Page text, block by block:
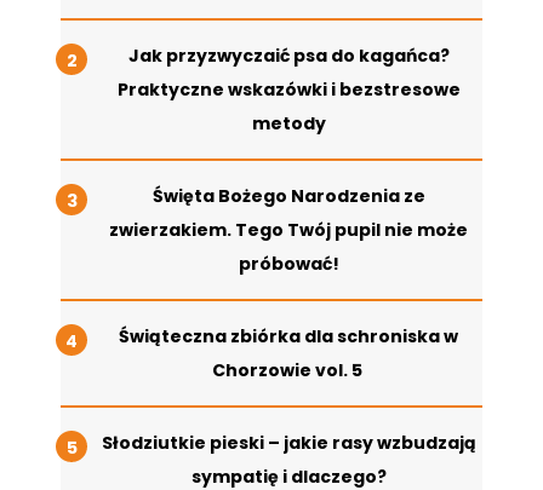
Jak przyzwyczaić psa do kagańca?
Praktyczne wskazówki i bezstresowe
metody
Święta Bożego Narodzenia ze
zwierzakiem. Tego Twój pupil nie może
próbować!
Świąteczna zbiórka dla schroniska w
Chorzowie vol. 5
Słodziutkie pieski – jakie rasy wzbudzają
sympatię i dlaczego?